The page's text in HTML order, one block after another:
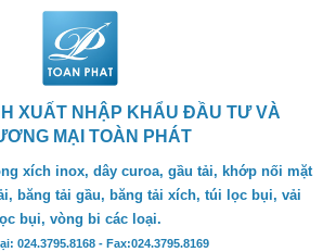
XUẤT NHẬP KHẨU ĐẦU TƯ VÀ
MẠI TOÀN PHÁT
xích inox, dây curoa, gầu tải, khớp nối mặt
băng tải gầu, băng tải xích, túi lọc bụi, vải
lọc bụi, vòng bi các loại.
024.3795.8168 - Fax:024.3795.8169